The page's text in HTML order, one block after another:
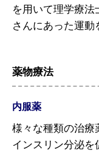
を用いて理学療
さんにあった運動
薬物療法
内服薬
様々な種類の治療
インスリン分泌を